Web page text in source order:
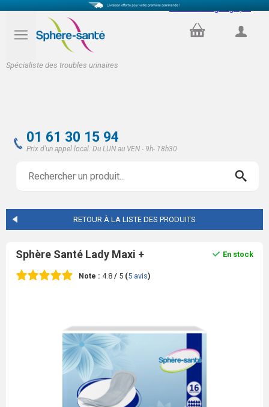
Spécialiste des troubles urinaires
Select Language
PANIER
01 61 30 15 94
Prix d'un appel local. Du LUN au VEN - 9h- 18h30
RETOUR À LA LISTE DES PRODUITS
En stock
Sphère Santé Lady Maxi +
Note : 4.8 / 5 (5 avis)